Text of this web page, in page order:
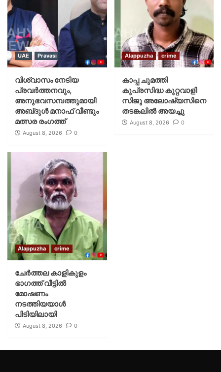
UAE Pravasi
വിശ്വാസം നേടിയ
പ്രവർത്തനവും,
അനുഭവസമ്പത്തുമായി
അബ്‌ദുൾ മനാഫ് വീണ്ടും
മത്സര രംഗത്ത്
August 8, 2026 0
Alappuzha crime
കാപ്പ ചുമത്തി
കുപ്രസിദ്ധ കുറ്റവാളി
സിജു അലോഷ്യസിനെ
തടങ്കലിൽ അയച്ചു
August 8, 2026 0
Alappuzha crime
ചേർത്തല കാളികുളം
ഭാഗത്ത് വീട്ടിൽ
മോഷണം
നടത്തിയയാൾ
പിടിയിലായി
August 8, 2026 0